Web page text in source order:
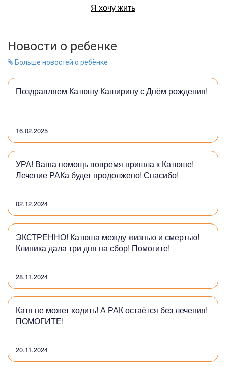
Я хочу жить
Новости о ребенке
Больше новостей о ребёнке
Поздравляем Катюшу Каширину с Днём рождения!
16.02.2025
УРА! Ваша помощь вовремя пришла к Катюше!
Лечение РАКа будет продолжено! Спасибо!
02.12.2024
ЭКСТРЕННО! Катюша между жизнью и смертью!
Клиника дала три дня на сбор! Помогите!
28.11.2024
Катя не может ходить! А РАК остаётся без лечения!
ПОМОГИТЕ!
20.11.2024